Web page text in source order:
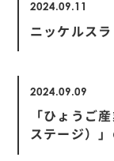
2024.09.11
ニッケルス
2024.09.09
「ひょうご
ステージ）